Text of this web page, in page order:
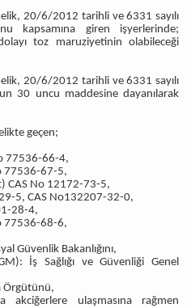
20/6/2012 tarihli ve 6331 sayılı
kapsamına giren işyerlerinde;
toz maruziyetinin olabileceği
20/6/2012 tarihli ve 6331 sayılı
30 uncu maddesine dayanılarak
geçen;
77536-66-4,
77536-67-5,
CAS No 12172-73-5,
5, CAS No132207-32-0,
28-4,
77536-68-6,
Güvenlik Bakanlığını,
İş Sağlığı ve Güvenliği Genel
Örgütünü,
ulaşmasına rağmen